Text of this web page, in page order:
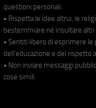
questioni personali.
• Rispetta le idee altrui, le
bestemmiare né insultare
• Sentiti libero di esprimere le
dell'educazione e del rispetto
• Non inviare messaggi
cose simili.